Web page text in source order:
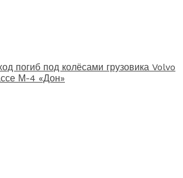
погиб под колёсами грузовика Volvo
М-4 «Дон»